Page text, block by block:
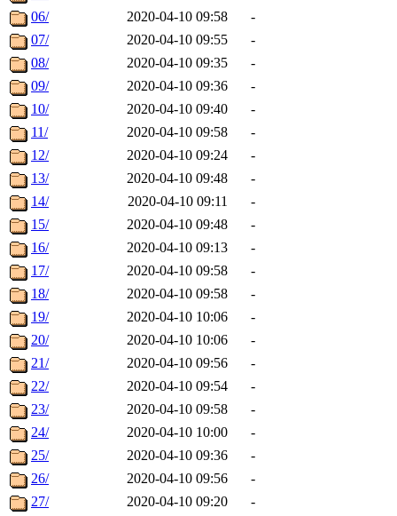
06/
2020-04-10 09:58
-
07/
2020-04-10 09:55
-
08/
2020-04-10 09:35
-
09/
2020-04-10 09:36
-
10/
2020-04-10 09:40
-
11/
2020-04-10 09:58
-
12/
2020-04-10 09:24
-
13/
2020-04-10 09:48
-
14/
2020-04-10 09:11
-
15/
2020-04-10 09:48
-
16/
2020-04-10 09:13
-
17/
2020-04-10 09:58
-
18/
2020-04-10 09:58
-
19/
2020-04-10 10:06
-
20/
2020-04-10 10:06
-
21/
2020-04-10 09:56
-
22/
2020-04-10 09:54
-
23/
2020-04-10 09:58
-
24/
2020-04-10 10:00
-
25/
2020-04-10 09:36
-
26/
2020-04-10 09:56
-
27/
2020-04-10 09:20
-